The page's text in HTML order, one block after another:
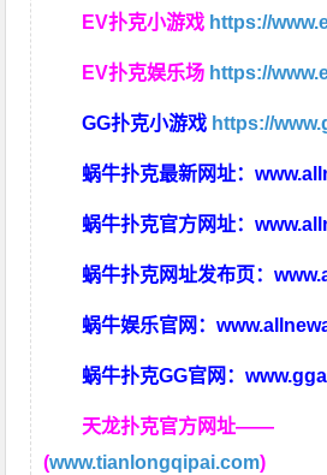
EV扑克小游戏 https://
EV扑克娱乐场 https://
GG扑克小游戏 https://
蜗牛扑克最新网址：
蜗牛扑克官方网址：
蜗牛扑克网址发布页：
蜗牛娱乐官网：
蜗牛扑克GG官网：
天龙扑克官方网址——
(www.tianlongqipai.com)